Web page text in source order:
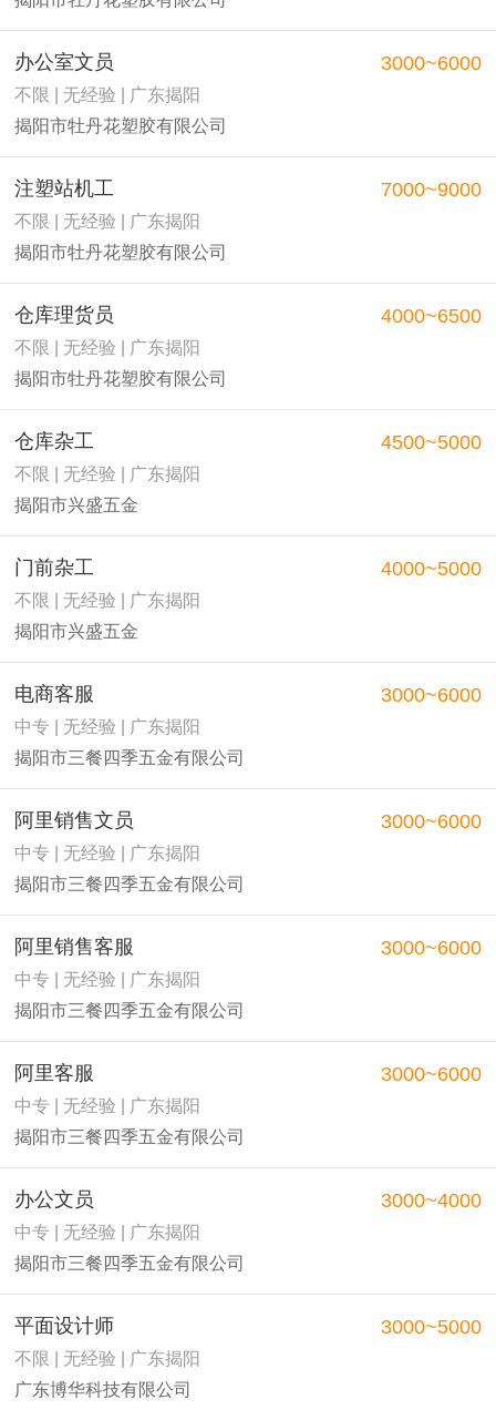
办公室文员
不限 | 无经验 | 广东揭阳
揭阳市牡丹花塑胶有限公司
3000~6000
注塑站机工
不限 | 无经验 | 广东揭阳
揭阳市牡丹花塑胶有限公司
7000~9000
仓库理货员
不限 | 无经验 | 广东揭阳
揭阳市牡丹花塑胶有限公司
4000~6500
仓库杂工
不限 | 无经验 | 广东揭阳
揭阳市兴盛五金
4500~5000
门前杂工
不限 | 无经验 | 广东揭阳
揭阳市兴盛五金
4000~5000
电商客服
中专 | 无经验 | 广东揭阳
揭阳市三餐四季五金有限公司
3000~6000
阿里销售文员
中专 | 无经验 | 广东揭阳
揭阳市三餐四季五金有限公司
3000~6000
阿里销售客服
中专 | 无经验 | 广东揭阳
揭阳市三餐四季五金有限公司
3000~6000
阿里客服
中专 | 无经验 | 广东揭阳
揭阳市三餐四季五金有限公司
3000~6000
办公文员
中专 | 无经验 | 广东揭阳
揭阳市三餐四季五金有限公司
3000~4000
平面设计师
不限 | 无经验 | 广东揭阳
广东博华科技有限公司
3000~5000